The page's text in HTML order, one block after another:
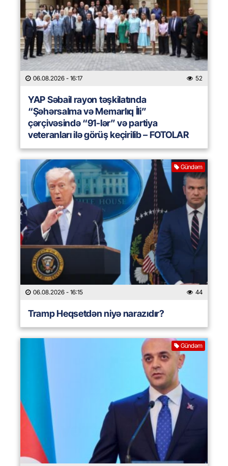
06.08.2026 - 16:17 52
YAP Səbail rayon təşkilatında
“Şəhərsalma və Memarlıq İli”
çərçivəsində “91-lər” və partiya
veteranları ilə görüş keçirilib – FOTOLAR
Gündəm
06.08.2026 - 16:15 44
Tramp Heqsetdən niyə narazıdır?
Gündəm